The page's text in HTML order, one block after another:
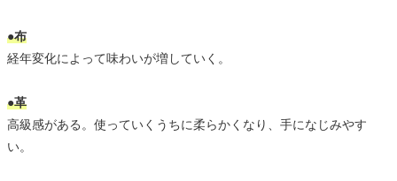
●布
経年変化によって味わいが増していく。
●革
高級感がある。使っていくうちに柔らかくなり、手になじみやす
い。